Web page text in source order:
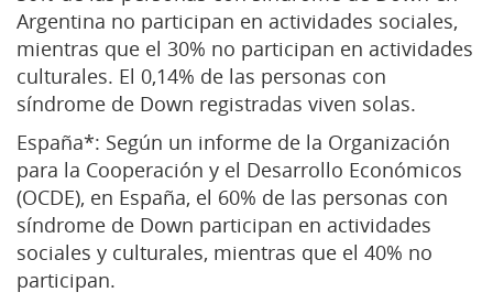
Argentina no participan en actividades sociales,
mientras que el 30% no participan en actividades
culturales. El 0,14% de las personas con
síndrome de Down registradas viven solas.
España*: Según un informe de la Organización
para la Cooperación y el Desarrollo Económicos
(OCDE), en España, el 60% de las personas con
síndrome de Down participan en actividades
sociales y culturales, mientras que el 40% no
participan.